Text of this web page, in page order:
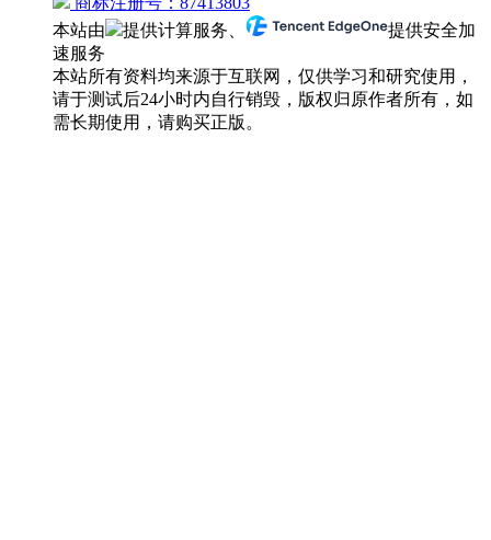
本站由
提供计算服务、
提供安全加
速服务
本站所有资料均来源于互联网，仅供学习和研究使用，
请于测试后24小时内自行销毁，版权归原作者所有，如
需长期使用，请购买正版。